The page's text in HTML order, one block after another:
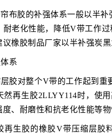
布胶的补强体系一般以半
耐老化性能，降低V带工作
橡胶制品厂家以半补强炭
系
胶对整个V带的工作起到
然再生胶2LLYY114时，使
、耐磨性和抗老化性能等物
再生胶的橡胶V带压缩层胶